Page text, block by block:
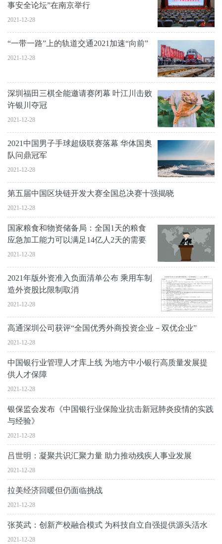
事安全论坛”在南京举行
2021-12-28
“一带一路”上的轨道交通2021加速“向前”
2021-12-28
深圳福田三棋全能邀请赛闭幕 叶江川击败
许银川夺冠
2021-12-28
2021中国男子手球超级联赛落幕 华体国奥
队问鼎冠军
2021-12-28
第五届中国区块链开发大赛全国总决赛十强揭晓
2021-12-28
国家粮食和物资储备局：全国1天的粮食
应急加工能力可以满足14亿人2天的需要
2021-12-28
2021年版外资准入负面清单公布 乘用车制
造外资股比限制取消
2021-12-28
高通深圳公司获评“全国优秀外商投资企业－双优企业”
2021-12-28
中国银行业管理人才库上线 为地方中小银行高质量发展提
供人才保障
2021-12-28
银保监会发布《中国银行业保险业抗击新冠肺炎疫情的实践
与经验》
2021-12-28
吕世明：凝聚共识汇聚力量 助力推动残疾人事业发展
2021-12-28
拉美经济回暖但仍面临挑战
2021-12-28
张英武：创新产校融合模式 为科技自立自强提供源头活水
2021-12-28